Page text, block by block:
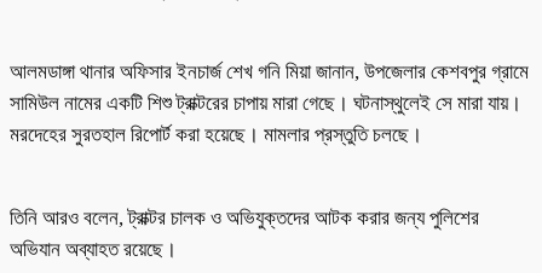
আলমডাঙ্গা থানার অফিসার ইনচার্জ শেখ গনি মিয়া জানান, উপজেলার কেশবপুর গ্রামে
সামিউল নামের একটি শিশু ট্রাক্টরের চাপায় মারা গেছে। ঘটনাস্থুলেই সে মারা যায়।
মরদেহের সুরতহাল রিপোর্ট করা হয়েছে। মামলার প্রস্তুতি চলছে।
তিনি আরও বলেন, ট্রাক্টর চালক ও অভিযুক্তদের আটক করার জন্য পুলিশের
অভিযান অব্যাহত রয়েছে।